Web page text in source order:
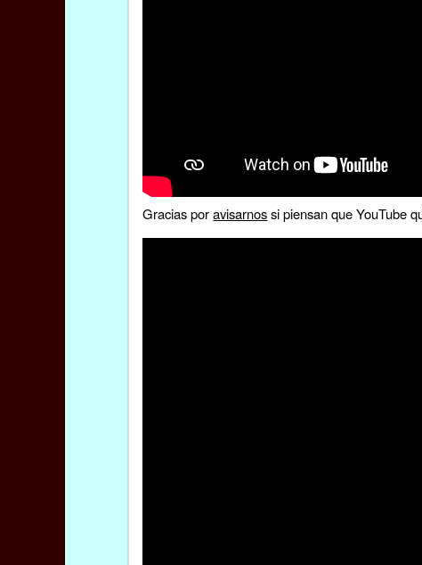
Gracias poravisarnossi piensan que YouTube